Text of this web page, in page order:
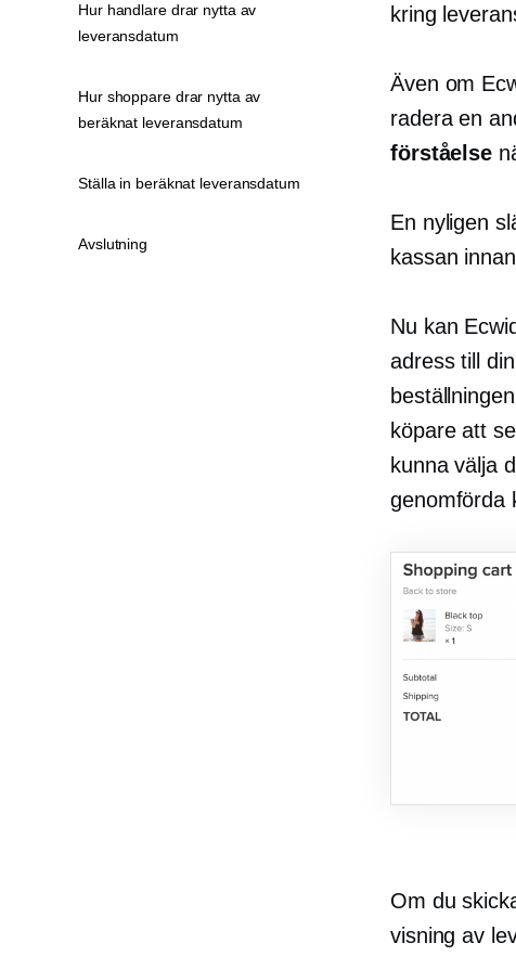
kring
Även om
radera en
förståelse
En nyligen
kassan
Nu kan
adress till
köpare att
kunna välja
genomförda
Om du
visning av
Hur handlare drar nytta av
leveransdatum
Hur shoppare drar nytta av
beräknat leveransdatum
Ställa in beräknat leveransdatum
Avslutning